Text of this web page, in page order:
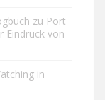
zu Port
Eindruck von
in